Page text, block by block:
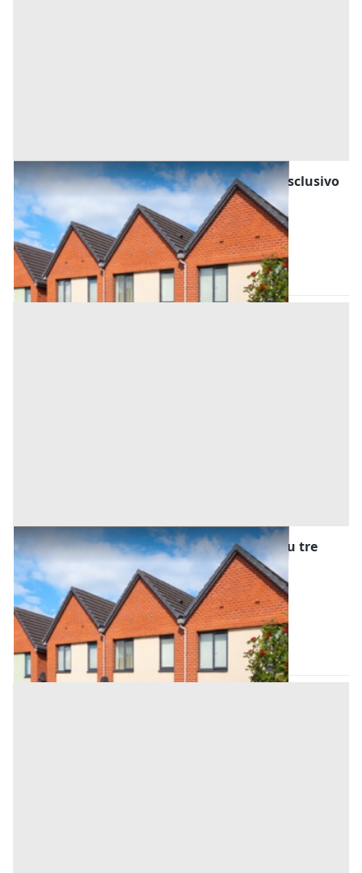
Asta Villette a schiera con parco secolare esclusivo
Tombolo (Padova)
Offerta minima
385.000 €
Codice asta:dc023c4c
Asta chiusa
Asta Villette a schiera con corpo centrale su tre
livelli e due ali porticate adiacenti
Pianiga (Venezia)
Offerta minima
1.569.668,40 € 2.092.891,20 €
Codice asta:30e3e634
Asta chiusa